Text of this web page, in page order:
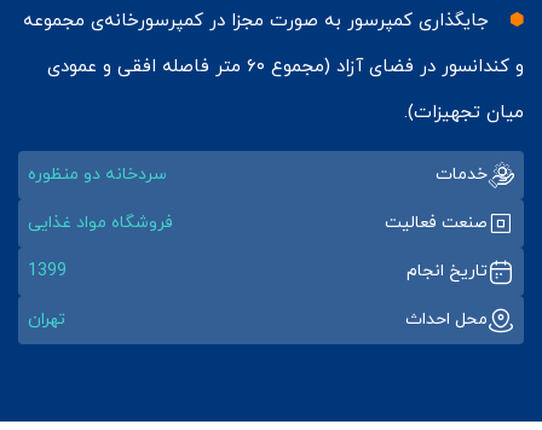
جایگذاری کمپرسور به صورت مجزا در کمپرسورخانه‌ی مجموعه
و کندانسور در فضای آزاد (مجموع ۶۰ متر فاصله افقی و عمودی
میان تجهیزات).
خدمات سردخانه دو منظوره
صنعت فعالیت فروشگاه مواد غذایی
تاریخ انجام 1399
محل احداث تهران